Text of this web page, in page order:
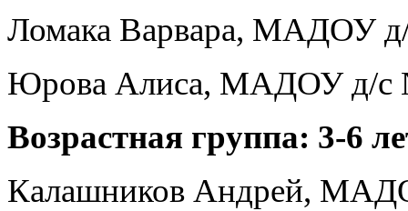
Ломака Варвара, МАДОУ д/
Юрова Алиса, МАДОУ д/с
Возрастная группа: 3-6
Калашников Андрей,